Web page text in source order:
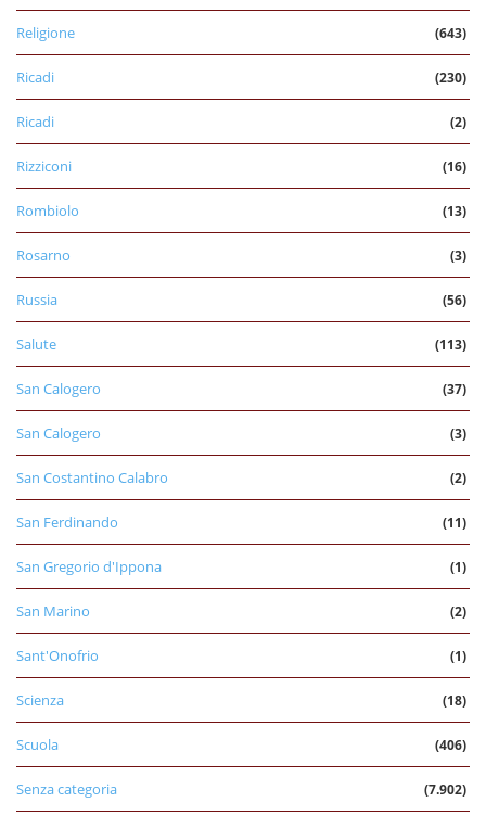
Religione (643)
Ricadi (230)
Ricadi (2)
Rizziconi (16)
Rombiolo (13)
Rosarno (3)
Russia (56)
Salute (113)
San Calogero (37)
San Calogero (3)
San Costantino Calabro (2)
San Ferdinando (11)
San Gregorio d'Ippona (1)
San Marino (2)
Sant'Onofrio (1)
Scienza (18)
Scuola (406)
Senza categoria (7.902)